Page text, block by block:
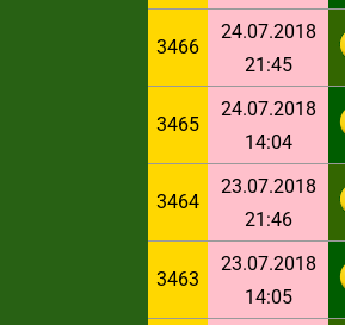
3466
24.07.2018
21:45
3465
24.07.2018
14:04
3464
23.07.2018
21:46
3463
23.07.2018
14:05